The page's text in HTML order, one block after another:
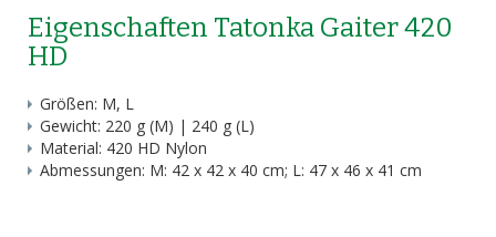
Eigenschaften Tatonka Gaiter 420
HD
Größen: M, L
Gewicht: 220 g (M) | 240 g (L)
Material: 420 HD Nylon
Abmessungen: M: 42 x 42 x 40 cm; L: 47 x 46 x 41 cm